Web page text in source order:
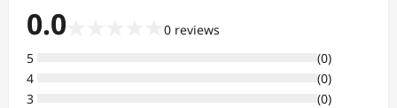
0.0 0 reviews
5
(0)
4
(0)
3
(0)